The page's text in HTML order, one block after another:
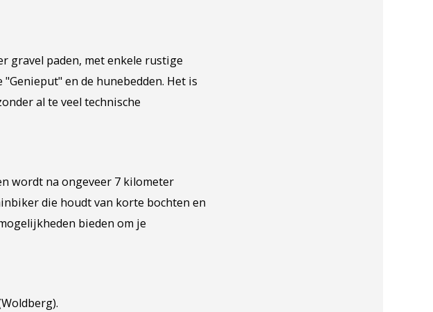
gravel paden, met enkele rustige
en de hunebedden. Het is
al te veel technische
wordt na ongeveer 7 kilometer
die houdt van korte bochten en
bieden om je